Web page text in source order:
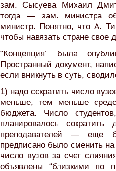
зам. Сысуева Михаил
тогда — зам. министра
министр. Понятно, что А.
чтобы навязать стране свое
“Концепция” была
Пространный документ,
если вникнуть в суть,
1) надо сократить число
меньше, тем меньше
бюджета. Число
планировалось
преподавателей — еще
предписано было сменить на
число вузов за счет
объявлены “близкими по